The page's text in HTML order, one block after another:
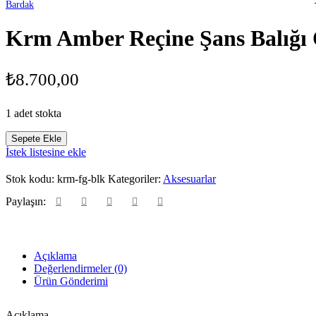
Krm Amber Reçine Şans Balığı
₺8.700,00
1 adet stokta
Krm
Amber
Şans
Obje
Sepete Ekle
İstek listesine ekle
Stok kodu: krm-fg-blk Kategoriler: Aksesuarlar
Paylaşın:
Açıklama
Değerlendirmeler (0)
Ürün Gönderimi